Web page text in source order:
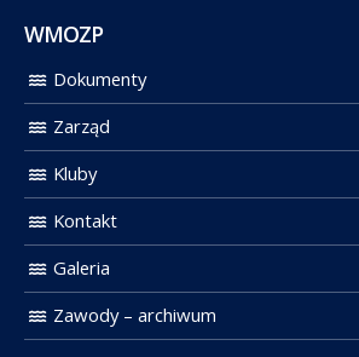
WMOZP
Dokumenty
Zarząd
Kluby
Kontakt
Galeria
Zawody – archiwum